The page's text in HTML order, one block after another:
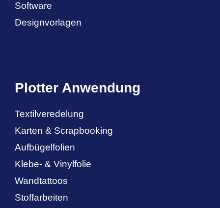
Software
Designvorlagen
Plotter Anwendung
Textilveredelung
Karten & Scrapbooking
Aufbügelfolien
Klebe- & Vinylfolie
Wandtattoos
Stoffarbeiten